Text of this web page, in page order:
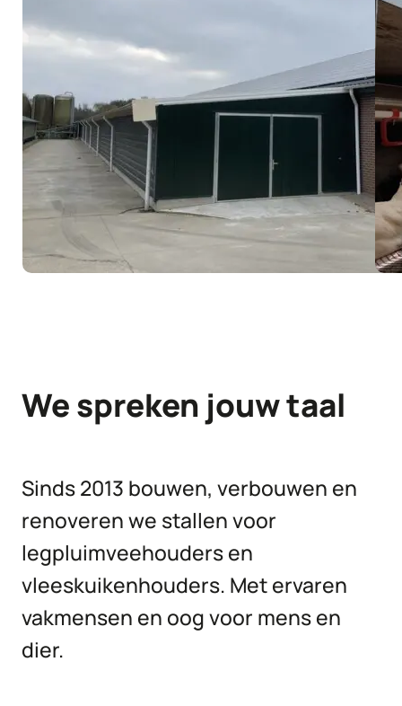
We spreken jouw taal
Sinds 2013 bouwen, verbouwen en
renoveren we stallen voor
legpluimveehouders en
vleeskuikenhouders. Met ervaren
vakmensen en oog voor mens en
dier.